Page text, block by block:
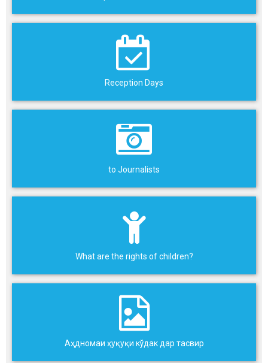
Reception Days
to Journalists
What are the rights of children?
Аҳдномаи ҳуқуқи кўдак дар тасвир